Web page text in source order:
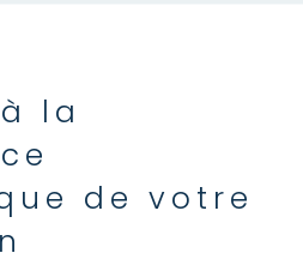
la
de votre